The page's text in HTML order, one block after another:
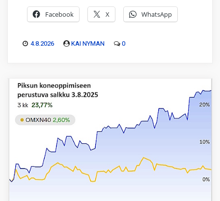
Facebook X WhatsApp
4.8.2026 KAI NYMAN 0